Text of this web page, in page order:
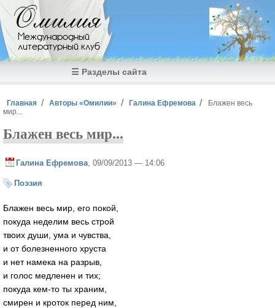
Перейти к основному содержанию
Омилия
Международный
литературный клуб
☰ Разделы сайта
Вы здесь
Главная Авторы «Омилии» Галина Ефремова
Блажен весь
мир...
Блажен весь мир...
Галина Ефремова , 09/09/2013 — 14:06
Поэзия
Блажен весь мир, его покой,
покуда неделим весь строй
твоих души, ума и чувства,
и от болезненного хруста
и нет намека на разрыв,
и голос медленен и тих;
покуда кем-то ты храним,
смирен и кроток перед ним,